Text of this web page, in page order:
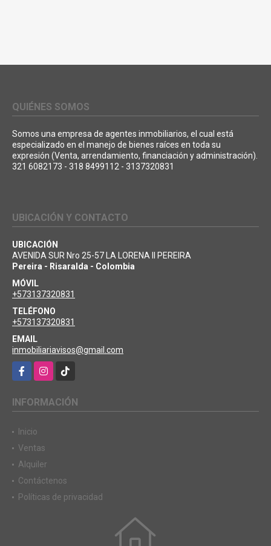
QUIÉNES SOMOS
Somos una empresa de agentes inmobiliarios, el cual está
especializado en el manejo de bienes raíces en toda su
expresión (Venta, arrendamiento, financiación y administración).
321 6082173 - 318 8499112 - 3137320831
UBICACIÓN Y CONTACTO
UBICACIÓN
AVENIDA SUR Nro 25-57 LA LORENA II PEREIRA
Pereira - Risaralda - Colombia
MÓVIL
+573137320831
TELÉFONO
+573137320831
EMAIL
inmobiliariavisos@gmail.com
FacebookInstagramTikTok
INFORMACIÓN
Inicio
Ventas
Alquiler
Contáctenos
Políticas de privacidad